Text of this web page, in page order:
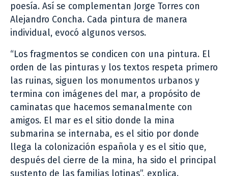
poesía. Así se complementan Jorge Torres con
Alejandro Concha. Cada pintura de manera
individual, evocó algunos versos.
“Los fragmentos se condicen con una pintura. El
orden de las pinturas y los textos respeta primero
las ruinas, siguen los monumentos urbanos y
termina con imágenes del mar, a propósito de
caminatas que hacemos semanalmente con
amigos. El mar es el sitio donde la mina
submarina se internaba, es el sitio por donde
llega la colonización española y es el sitio que,
después del cierre de la mina, ha sido el principal
sustento de las familias lotinas”, explica.